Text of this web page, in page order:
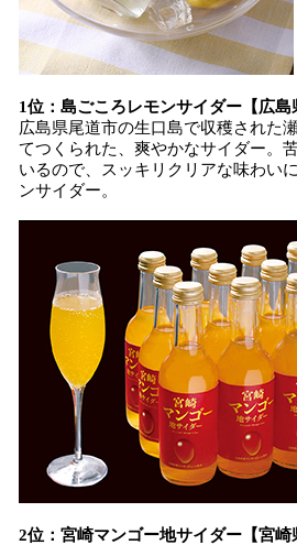
1位：島ごころレモンサイダー【広島
広島県尾道市の生口島で収穫された
てつくられた、爽やかなサイダー。
いるので、スッキリクリアな味わい
ンサイダー。
2位：宮崎マンゴー地サイダー【宮崎